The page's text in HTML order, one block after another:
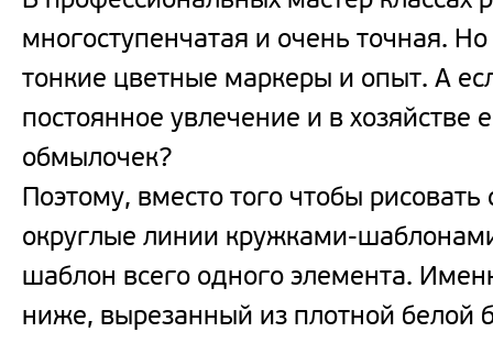
многоступенчатая и очень точная.
тонкие цветные маркеры и опыт. А
постоянное увлечение и в хозяйстве
обмылочек?
Поэтому, вместо того чтобы рисовать
округлые линии кружками-
шаблон всего одного элемента.
ниже, вырезанный из плотной белой